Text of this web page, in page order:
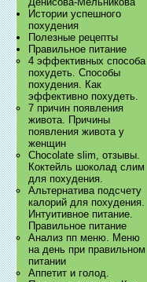
Истории успешного
похудения
Полезные рецепты
Правильное питание
4 эффективных способа
похудеть. Способы
похудения. Как
эффективно похудеть.
7 причин появления
живота. Причины
появления живота у
женщин
Chocolate slim, отзывы.
Коктейль шоколад слим
для похудения.
Альтернатива подсчету
калорий для похудения.
Интуитивное питание.
Правильное питание
Анализ пп меню. Меню
на день при правильном
питании
Аппетит и голод.